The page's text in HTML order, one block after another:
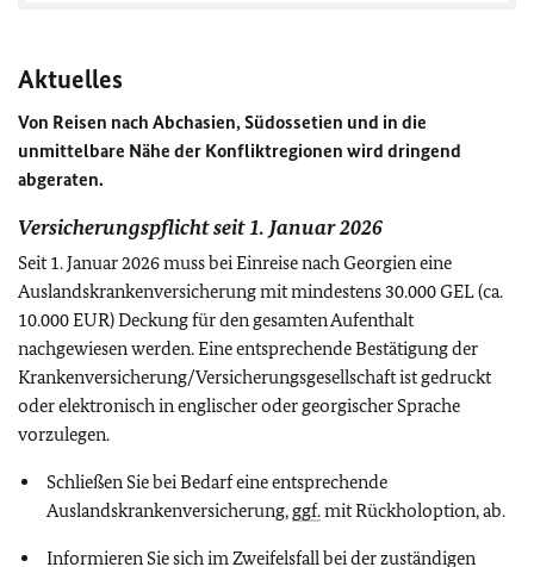
Aktuelles
Von Reisen nach Abchasien, Südossetien und in die
unmittelbare Nähe der Konfliktregionen wird dringend
abgeraten.
Versicherungspflicht seit 1. Januar 2026
Seit 1. Januar 2026 muss bei Einreise nach Georgien eine
Auslandskrankenversicherung mit mindestens 30.000 GEL (ca.
10.000 EUR) Deckung für den gesamten Aufenthalt
nachgewiesen werden. Eine entsprechende Bestätigung der
Krankenversicherung/Versicherungsgesellschaft ist gedruckt
oder elektronisch in englischer oder georgischer Sprache
vorzulegen.
Schließen Sie bei Bedarf eine entsprechende
Auslandskrankenversicherung, ggf.mit Rückholoption, ab.
Informieren Sie sich im Zweifelsfall bei der zuständigen